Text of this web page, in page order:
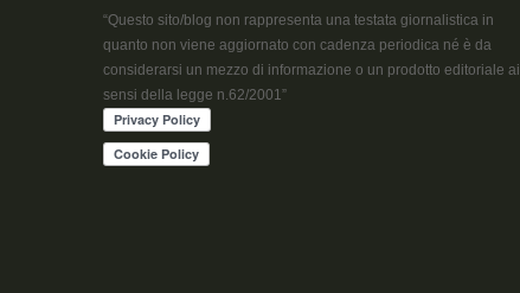
“Questo sito/blog non rappresenta una testata giornalistica in
quanto non viene aggiornato con cadenza periodica né è da
considerarsi un mezzo di informazione o un prodotto editoriale ai
sensi della legge n.62/2001”